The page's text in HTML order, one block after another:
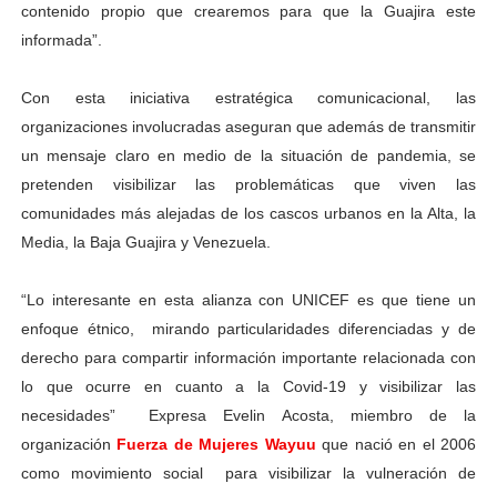
contenido propio que crearemos para que la Guajira este
informada”.
Con esta iniciativa estratégica comunicacional, las
organizaciones involucradas aseguran que además de transmitir
un mensaje claro en medio de la situación de pandemia, se
pretenden visibilizar las problemáticas que viven las
comunidades más alejadas de los cascos urbanos en la Alta, la
Media, la Baja Guajira y Venezuela.
“Lo interesante en esta alianza con UNICEF es que tiene un
enfoque étnico, mirando particularidades diferenciadas y de
derecho para compartir información importante relacionada con
lo que ocurre en cuanto a la Covid-19 y visibilizar las
necesidades” Expresa Evelin Acosta, miembro de la
organización Fuerza de Mujeres Wayuu que nació en el 2006
como movimiento social para visibilizar la vulneración de